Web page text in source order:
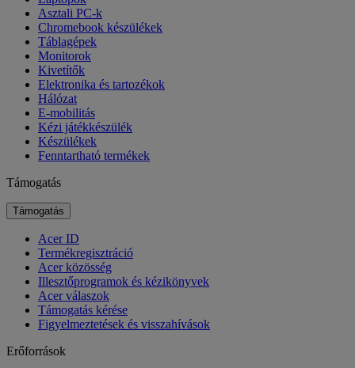
Asztali PC-k
Chromebook készülékek
Táblagépek
Monitorok
Kivetítők
Elektronika és tartozékok
Hálózat
E-mobilitás
Kézi játékkészülék
Készülékek
Fenntartható termékek
Támogatás
Támogatás
Acer ID
Termékregisztráció
Acer közösség
Illesztőprogramok és kézikönyvek
Acer válaszok
Támogatás kérése
Figyelmeztetések és visszahívások
Erőforrások